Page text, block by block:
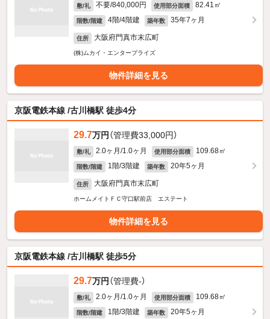
敷/礼 不要/840,000円 使用部分面積 82.41㎡
階数/階建 4階/4階建 築年数 35年7ヶ月
住所 大阪府門真市末広町
(株)ムカイ・エンタープライズ
物件詳細を見る
京阪電鉄本線 /古川橋駅 徒歩4分
29.7万円 （管理費33,000円）
敷/礼 2.0ヶ月/1.0ヶ月 使用部分面積 109.68㎡
階数/階建 1階/3階建 築年数 20年5ヶ月
住所 大阪府門真市末広町
ホームメイトＦＣ守口駅前店 エステート
物件詳細を見る
京阪電鉄本線 /古川橋駅 徒歩5分
29.7万円 （管理費-）
敷/礼 2.0ヶ月/1.0ヶ月 使用部分面積 109.68㎡
階数/階建 1階/3階建 築年数 20年5ヶ月